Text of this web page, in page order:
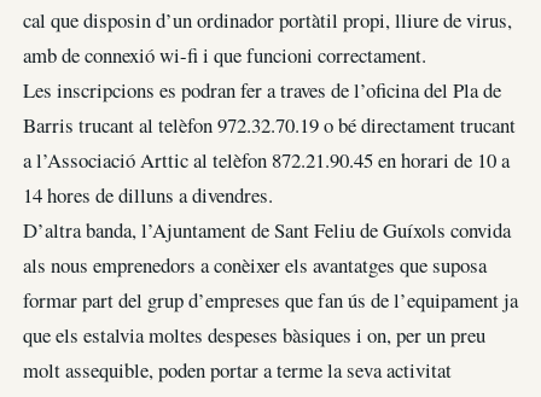
cal que disposin d’un ordinador portàtil propi, lliure de virus,
amb de connexió wi-fi i que funcioni correctament.
Les inscripcions es podran fer a traves de l’oficina del Pla de
Barris trucant al telèfon 972.32.70.19 o bé directament trucant
a l’Associació Arttic al telèfon 872.21.90.45 en horari de 10 a
14 hores de dilluns a divendres.
D’altra banda, l’Ajuntament de Sant Feliu de Guíxols convida
als nous emprenedors a conèixer els avantatges que suposa
formar part del grup d’empreses que fan ús de l’equipament ja
que els estalvia moltes despeses bàsiques i on, per un preu
molt assequible, poden portar a terme la seva activitat